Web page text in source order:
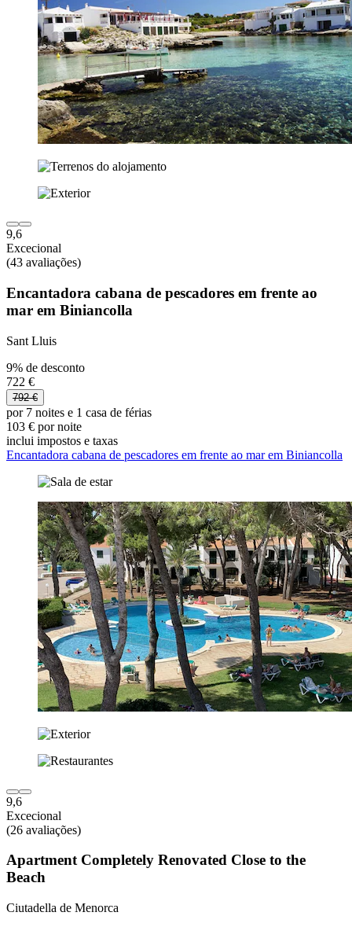
9,6
Excecional
(43 avaliações)
Encantadora cabana de pescadores em frente ao
mar em Biniancolla
Sant Lluis
9% de desconto
722 €
792 €
por 7 noites e 1 casa de férias
103 € por noite
inclui impostos e taxas
Encantadora cabana de pescadores em frente ao mar em Biniancolla
9,6
Excecional
(26 avaliações)
Apartment Completely Renovated Close to the
Beach
Ciutadella de Menorca